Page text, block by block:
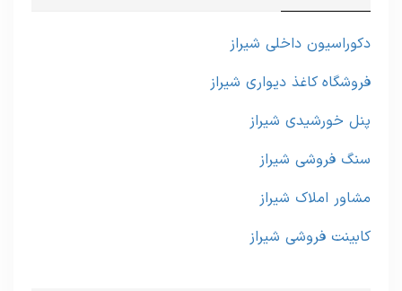
دکوراسیون داخلی شیراز
فروشگاه کاغذ دیواری شیراز
پنل خورشیدی شیراز
سنگ فروشی شیراز
مشاور املاک شیراز
کابینت فروشی شیراز